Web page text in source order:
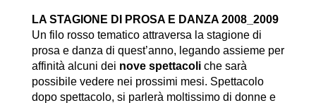
LA STAGIONE DI PROSA E DANZA 2008_2009
Un filo rosso tematico attraversa la stagione di
prosa e danza di quest’anno, legando assieme per
affinità alcuni dei nove spettacoliche sarà
possibile vedere nei prossimi mesi. Spettacolo
dopo spettacolo, si parlerà moltissimo di donne e